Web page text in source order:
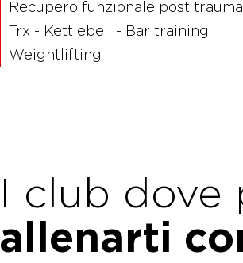
Recupero funzionale post trauma
Trx - Kettlebell - Bar training
Weightlifting
I club dove
allenarti